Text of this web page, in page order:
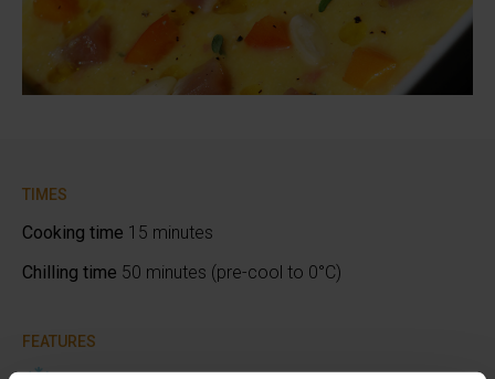
TIMES
Cooking time 15 minutes
Chilling time 50 minutes (pre-cool to 0°C)
FEATURES